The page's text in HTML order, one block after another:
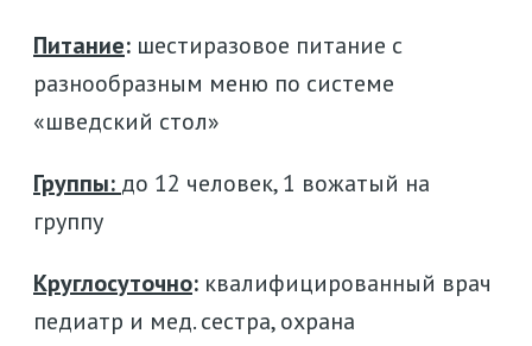
Питание: шестиразовое питание с
разнообразным меню по системе
«шведский стол»
Группы: до 12 человек, 1 вожатый на
группу
Круглосуточно: квалифицированный врач
педиатр и мед. сестра, охрана